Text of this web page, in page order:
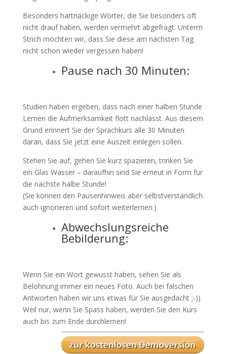
Besonders hartnäckige Wörter, die Sie besonders oft
nicht drauf haben, werden vermehrt abgefragt. Unterm
Strich möchten wir, dass Sie diese am nächsten Tag
nicht schon wieder vergessen haben!
Pause nach 30 Minuten:
Studien haben ergeben, dass nach einer halben Stunde
Lernen die Aufmerksamkeit flott nachlässt. Aus diesem
Grund erinnert Sie der Sprachkurs alle 30 Minuten
daran, dass Sie jetzt eine Auszeit einlegen sollen.
Stehen Sie auf, gehen Sie kurz spazieren, trinken Sie
ein Glas Wasser – daraufhin sind Sie erneut in Form für
die nächste halbe Stunde!
(Sie können den Pausenhinweis aber selbstverständlich
auch ignorieren und sofort weiterlernen.)
Abwechslungsreiche
Bebilderung:
Wenn Sie ein Wort gewusst haben, sehen Sie als
Belohnung immer ein neues Foto. Auch bei falschen
Antworten haben wir uns etwas für Sie ausgedacht ;-))
Weil nur, wenn Sie Spass haben, werden Sie den Kurs
auch bis zum Ende durchlernen!